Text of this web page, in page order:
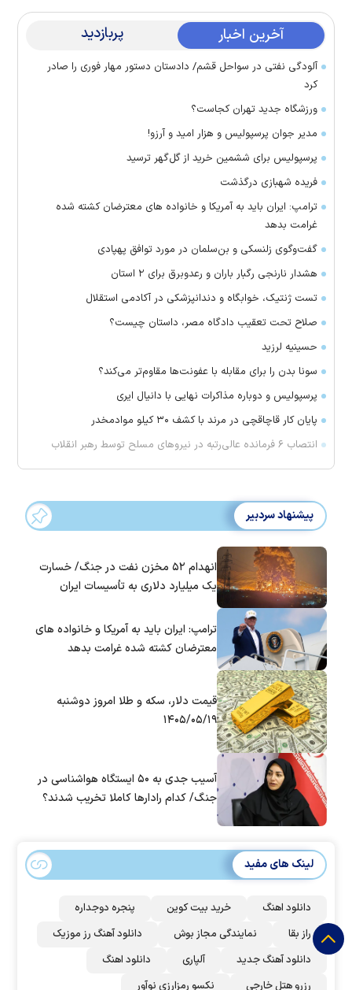
آخرین اخبار پربازدید
آلودگی نفتی در سواحل قشم/ دادستان دستور مهار فوری را صادر
کرد
ورزشگاه جدید تهران کجاست؟
مدیر جوان پرسپولیس و هزار امید و آرزو!
پرسپولیس برای ششمین خرید از گل‌گهر ترسید
فریده شهبازی درگذشت
ترامپ: ایران باید به آمریکا و خانواده های معترضان کشته شده
غرامت بدهد
گفت‌وگوی زلنسکی و بن‌سلمان در مورد توافق پهپادی
هشدار نارنجی رگبار باران و رعدوبرق برای ۲ استان
تست ژنتیک، خوابگاه و دندانپزشکی در آکادمی استقلال
صلاح تحت تعقیب دادگاه مصر، داستان چیست؟
حسینیه لرزید
سونا بدن را برای مقابله با عفونت‌ها مقاوم‌تر می‌کند؟
پرسپولیس و دوباره مذاکرات نهایی با دانیال ایری
پایان کار قاچاقچی در مرند با کشف ۳۰ کیلو موادمخدر
انتصاب ۶ فرمانده عالی‌رتبه در نیروهای مسلح توسط رهبر انقلاب
پیشنهاد سردبیر
انهدام ۵۲ مخزن نفت در جنگ/ خسارت
یک میلیارد دلاری به تأسیسات ایران
ترامپ: ایران باید به آمریکا و خانواده های
معترضان کشته شده غرامت بدهد
قیمت دلار، سکه و طلا امروز دوشنبه
۱۴۰۵/۰۵/۱۹
آسیب جدی به ۵۰ ایستگاه هواشناسی در
جنگ/ کدام رادار‌ها کاملا تخریب شدند؟
لینک های مفید
دانلود اهنگ خرید بیت کوین
پنجره دوجداره
راز بقا
نمایندگی مجاز بوش
دانلود آهنگ رز‌ موزیک
دانلود آهنگ جدید
آلپاری
دانلود اهنگ
رزرو هتل خارجی
نکسو رمزارزی نوآور